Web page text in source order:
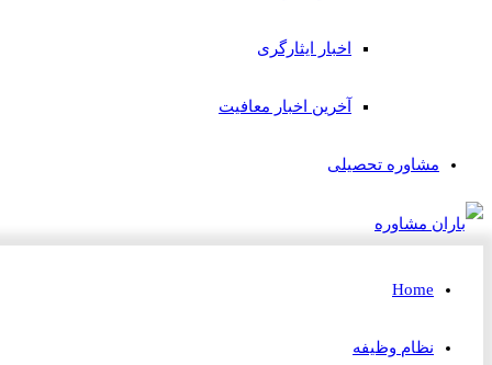
اخبار ایثارگری
آخرین اخبار معافیت
مشاوره تحصیلی
Home
نظام وظیفه